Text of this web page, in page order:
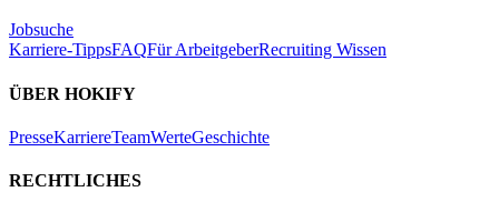
Jobsuche
Karriere-TippsFAQFür ArbeitgeberRecruiting Wissen
ÜBER HOKIFY
PresseKarriereTeamWerteGeschichte
RECHTLICHES